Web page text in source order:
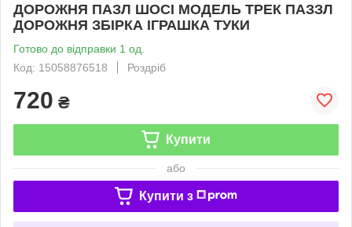
ДОРОЖНЯ ПАЗЛ ШОСІ МОДЕЛЬ ТРЕК ПАЗЗЛ
ДОРОЖНЯ ЗБІРКА ІГРАШКА ТУКИ
Готово до відправки 1 од.
Код: 15058876518
Роздріб
720 ₴
Купити
або
Купити з